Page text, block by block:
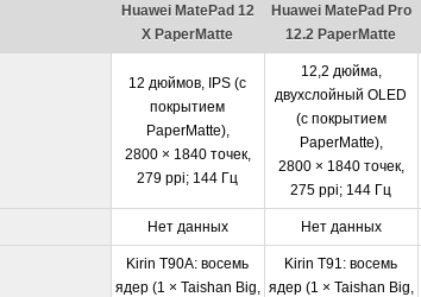
Huawei MatePad 12
X PaperMatte
Huawei MatePad Pro
12.2 PaperMatte
12 дюймов, IPS (с
покрытием
PaperMatte),
2800 × 1840 точек,
279 ppi; 144 Гц
12,2 дюйма,
двухслойный OLED
(с покрытием
PaperMatte),
2800 × 1840 точек,
275 ppi; 144 Гц
Нет данных Нет данных
Kirin T90A: восемь
ядер (1 × Taishan Big,
Kirin T91: восемь
ядер (1 × Taishan Big,